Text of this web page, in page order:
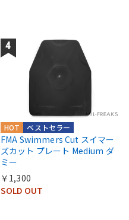
ベストセラー
HOT
FMA Swimmers Cut スイマー
ズカット プレート Medium ダ
ミー
￥1,300
SOLD OUT